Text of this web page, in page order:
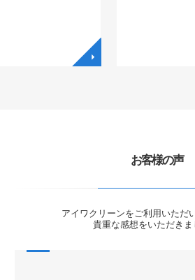
お客様の声
アイワクリーンをご利用いただ
貴重な感想をいただきま